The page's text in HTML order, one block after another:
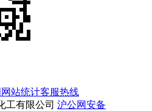
网站统计客服热线
工有限公司 沪公网安备